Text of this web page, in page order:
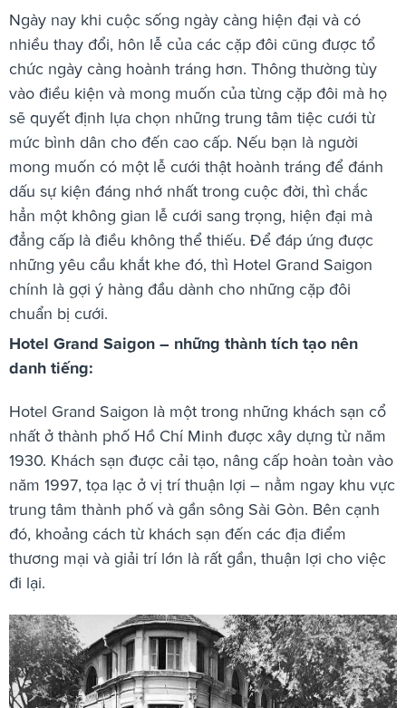
Ngày nay khi cuộc sống ngày càng hiện đại và có
nhiều thay đổi, hôn lễ của các cặp đôi cũng được tổ
chức ngày càng hoành tráng hơn. Thông thường tùy
vào điều kiện và mong muốn của từng cặp đôi mà họ
sẽ quyết định lựa chọn những trung tâm tiệc cưới từ
mức bình dân cho đến cao cấp. Nếu bạn là người
mong muốn có một lễ cưới thật hoành tráng để đánh
dấu sự kiện đáng nhớ nhất trong cuộc đời, thì chắc
hẳn một không gian lễ cưới sang trọng, hiện đại mà
đẳng cấp là điều không thể thiếu. Để đáp ứng được
những yêu cầu khắt khe đó, thì Hotel Grand Saigon
chính là gợi ý hàng đầu dành cho những cặp đôi
chuẩn bị cưới.
Hotel Grand Saigon – những thành tích tạo nên
danh tiếng:
Hotel Grand Saigon là một trong những khách sạn cổ
nhất ở thành phố Hồ Chí Minh được xây dựng từ năm
1930. Khách sạn được cải tạo, nâng cấp hoàn toàn vào
năm 1997, tọa lạc ở vị trí thuận lợi – nằm ngay khu vực
trung tâm thành phố và gần sông Sài Gòn. Bên cạnh
đó, khoảng cách từ khách sạn đến các địa điểm
thương mại và giải trí lớn là rất gần, thuận lợi cho việc
đi lại.